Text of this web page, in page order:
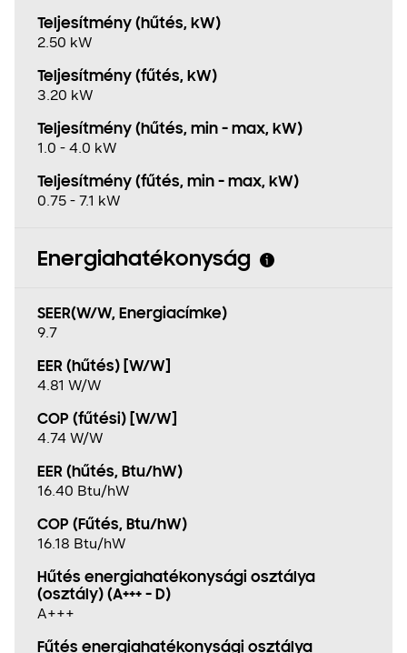
Teljesítmény (hűtés, kW)
2.50 kW
Teljesítmény (fűtés, kW)
3.20 kW
Teljesítmény (hűtés, min - max, kW)
1.0 - 4.0 kW
Teljesítmény (fűtés, min - max, kW)
0.75 - 7.1 kW
Energiahatékonyság
SEER(W/W, Energiacímke)
9.7
EER (hűtés) [W/W]
4.81 W/W
COP (fűtési) [W/W]
4.74 W/W
EER (hűtés, Btu/hW)
16.40 Btu/hW
COP (Fűtés, Btu/hW)
16.18 Btu/hW
Hűtés energiahatékonysági osztálya
(osztály) (A+++ - D)
A+++
Fűtés energiahatékonysági osztálya